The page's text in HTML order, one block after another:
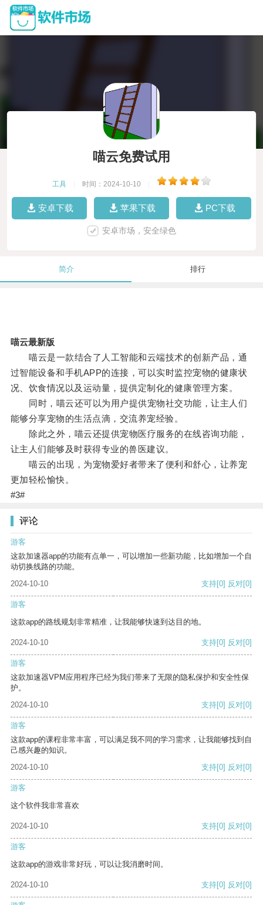
喵云免费试用
工具 时间：2024-10-10
安卓下载 苹果下载 PC下载
安卓市场，安全绿色
简介 排行
喵云最新版
喵云是一款结合了人工智能和云端技术的创新产品，通
过智能设备和手机APP的连接，可以实时监控宠物的健康状
况、饮食情况以及运动量，提供定制化的健康管理方案。
同时，喵云还可以为用户提供宠物社交功能，让主人们
能够分享宠物的生活点滴，交流养宠经验。
除此之外，喵云还提供宠物医疗服务的在线咨询功能，
让主人们能够及时获得专业的兽医建议。
喵云的出现，为宠物爱好者带来了便利和舒心，让养宠
更加轻松愉快。
#3#
评论
游客
这款加速器app的功能有点单一，可以增加一些新功能，比如增加一个自
动切换线路的功能。
2024-10-10
支持[0] 反对[0]
游客
这款app的路线规划非常精准，让我能够快速到达目的地。
2024-10-10 支持[0] 反对[0]
游客
这款加速器VPM应用程序已经为我们带来了无限的隐私保护和安全性保
护。
2024-10-10
支持[0] 反对[0]
游客
这款app的课程非常丰富，可以满足我不同的学习需求，让我能够找到自
己感兴趣的知识。
2024-10-10
支持[0] 反对[0]
游客
这个软件我非常喜欢
2024-10-10 支持[0] 反对[0]
游客
这款app的游戏非常好玩，可以让我消磨时间。
2024-10-10 支持[0] 反对[0]